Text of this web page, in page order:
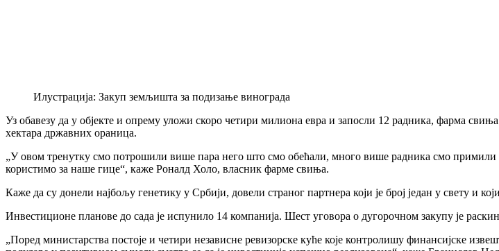
Илустрација: Закуп земљишта за подизање винограда
Уз обавезу да у објекте и опрему уложи скоро четири милиона евра и запосли 12 радника, фарма
хектара државних ораница.
„У овом тренутку смо потрошили више пара него што смо обећали, много више радника смо
користимо за наше гице“, каже Роналд Холо, власник фарме свиња.
Каже да су донели најбољу генетику у Србији, довели страног партнера који је број један у свету и
Инвестиционе планове до сада је испунило 14 компанија. Шест уговора о дугорочном закупу је
„Поред министарства постоје и четири независне ревизорске куће које контролишу финансијске